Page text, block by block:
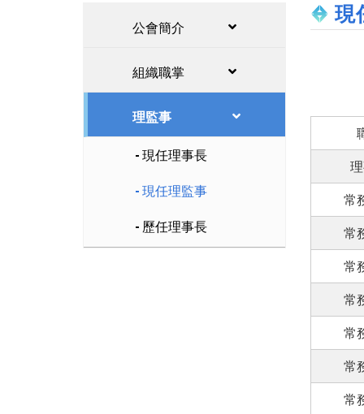
公會簡介
組織職掌
理監事
現任理事長
現任理監事
歷任理事長
現
常
常
常
常
常
常
常